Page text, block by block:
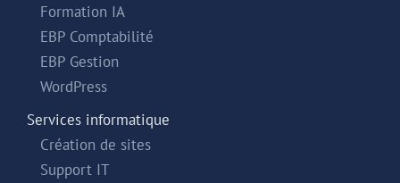
Formation IA
EBP Comptabilité
EBP Gestion
WordPress
Services informatique
Création de sites
Support IT